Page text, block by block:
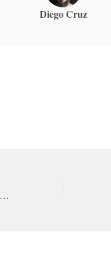
Diego Cruz
Carta aberta à Esquerda Socialista e Democrática